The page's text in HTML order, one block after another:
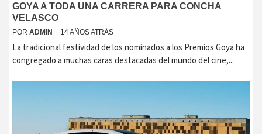
GOYA A TODA UNA CARRERA PARA CONCHA
VELASCO
POR ADMIN 14 AÑOS ATRÁS
La tradicional festividad de los nominados a los Premios Goya ha
congregado a muchas caras destacadas del mundo del cine,...